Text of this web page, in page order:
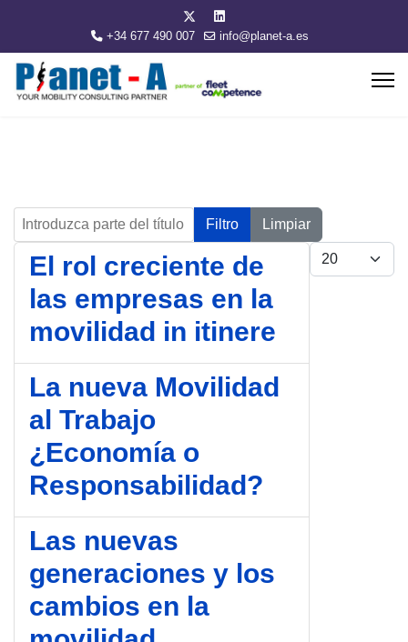
+34 677 490 007 info@planet-a.es
Introduzca parte del título Filtro
Limpiar
Cantidad
El rol creciente de
las empresas en la
movilidad in itinere
La nueva Movilidad
al Trabajo
¿Economía o
Responsabilidad?
Las nuevas
generaciones y los
cambios en la